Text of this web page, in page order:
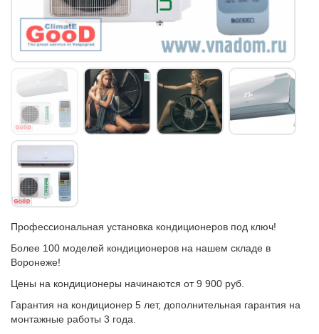
Профессиональная установка кондиционеров под ключ!
Более 100 моделей кондиционеров на нашем складе в
Воронеже!
Цены на кондиционеры начинаются от 9 900 руб.
Гарантия на кондиционер 5 лет, дополнительная гарантия на
монтажные работы 3 года.